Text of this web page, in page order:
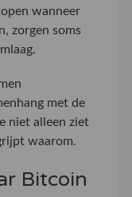
wanneer
zorgen soms
met de
niet alleen ziet
waarom.
Bitcoin